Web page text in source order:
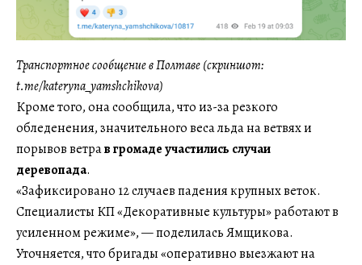
Транспортное сообщение в Полтаве (скриншот:
t.me/kateryna_yamshchikova)
Кроме того, она сообщила, что из-за резкого
обледенения, значительного веса льда на ветвях и
порывов ветрав громаде участились случаи
деревопада.
«Зафиксировано 12 случаев падения крупных веток.
Специалисты КП «Декоративные культуры» работают в
усиленном режиме», — поделилась Ямщикова.
Уточняется, что бригады «оперативно выезжают на